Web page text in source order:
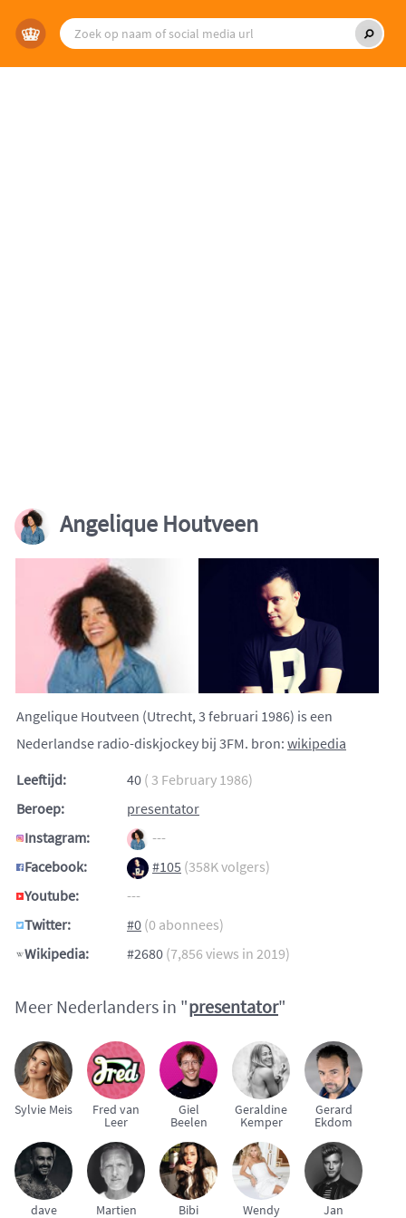
Angelique Houtveen
Angelique Houtveen (Utrecht, 3 februari 1986) is een
Nederlandse radio-diskjockey bij 3FM. bron: wikipedia
Leeftijd:
40 ( 3 February 1986)
Beroep:
presentator
Instagram:
---
Facebook:
#105 (358K volgers)
Youtube:
---
Twitter:
#0 (0 abonnees)
Wikipedia:
#2680 (7,856 views in 2019)
Meer Nederlanders in "presentator"
Sylvie Meis Fred van
Leer
Giel
Beelen
Geraldine
Kemper
Gerard
Ekdom
dave Martien Bibi Wendy Jan